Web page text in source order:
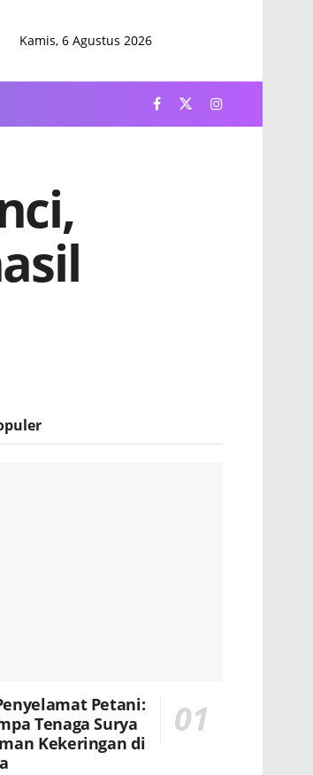
Kamis, 6 Agustus 2026
Petani:
Tenaga Surya
Kekeringan di